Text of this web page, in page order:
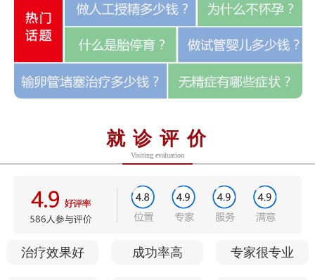
就诊评价
Visiting evaluation
治疗效果好 成功率高 专家很专业